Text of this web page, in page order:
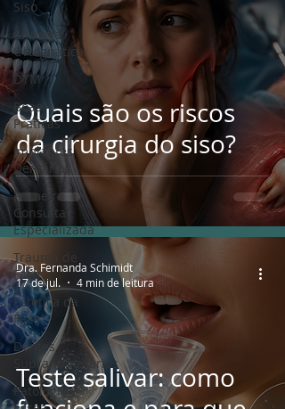
Siso
Cirurgia
Ortognática
DTM
Boas
Práticas
Implantes
Dentários
Primeira
Consulta
Especializada
Trauma de
Face
Estética da
Face
Dentes
Supranumerários
Patologia
Quais são os riscos
da cirurgia do siso?
Teste salivar: como
Dra. Fernanda Schimidt
17 de jul.
4 min de leitura